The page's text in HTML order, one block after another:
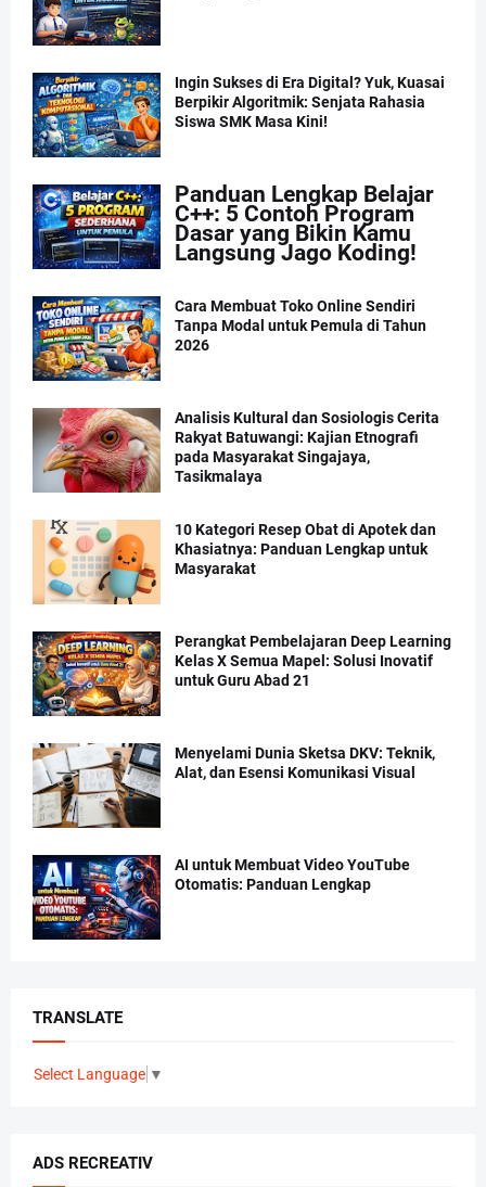
Ingin Sukses di Era Digital? Yuk, Kuasai
Berpikir Algoritmik: Senjata Rahasia
Siswa SMK Masa Kini!
Panduan Lengkap Belajar
C++: 5 Contoh Program
Dasar yang Bikin Kamu
Langsung Jago Koding!
Cara Membuat Toko Online Sendiri
Tanpa Modal untuk Pemula di Tahun
2026
Analisis Kultural dan Sosiologis Cerita
Rakyat Batuwangi: Kajian Etnografi
pada Masyarakat Singajaya,
Tasikmalaya
10 Kategori Resep Obat di Apotek dan
Khasiatnya: Panduan Lengkap untuk
Masyarakat
Perangkat Pembelajaran Deep Learning
Kelas X Semua Mapel: Solusi Inovatif
untuk Guru Abad 21
Menyelami Dunia Sketsa DKV: Teknik,
Alat, dan Esensi Komunikasi Visual
AI untuk Membuat Video YouTube
Otomatis: Panduan Lengkap
TRANSLATE
Select Language ▼
ADS RECREATIV